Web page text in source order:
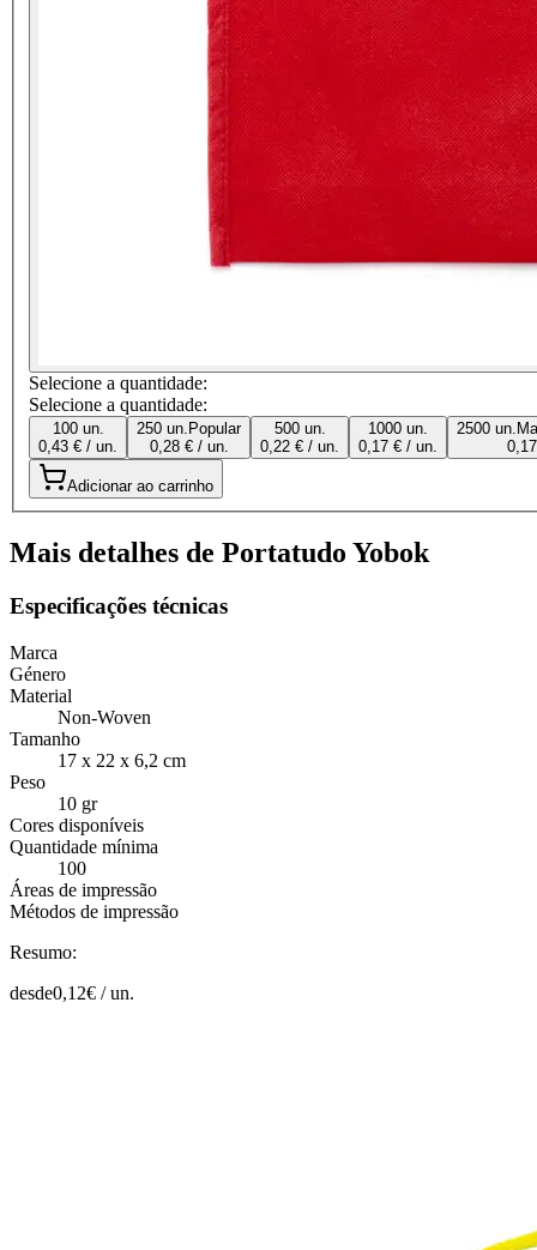
Selecione a quantidade:
Selecione a quantidade:
100 un.
0,43 € / un.
250 un. Popular
0,28 € / un.
500 un.
0,22 € / un.
1000 un.
0,17 € / un.
2500 un.
Adicionar ao carrinho
Mais detalhes de Portatudo Yobok
Especificações técnicas
Marca
Género
Material
Non-Woven
Tamanho
17 x 22 x 6,2 cm
Peso
10 gr
Cores disponíveis
Quantidade mínima
100
Áreas de impressão
Métodos de impressão
Resumo:
desde0,12€ /un.